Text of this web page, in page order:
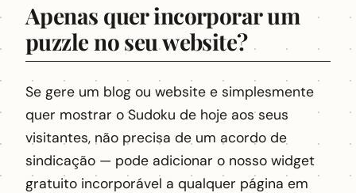
Apenas quer incorporar um
puzzle no seu website?
Se gere um blog ou website e simplesmente
quer mostrar o Sudoku de hoje aos seus
visitantes, não precisa de um acordo de
sindicação — pode adicionar o nosso widget
gratuito incorporável a qualquer página em